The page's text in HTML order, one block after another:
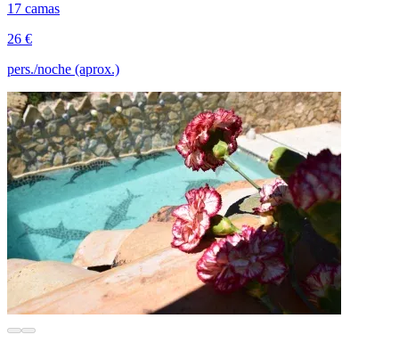
17 camas
26 €
pers./noche (aprox.)